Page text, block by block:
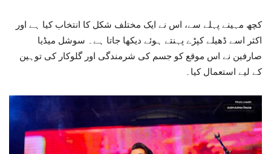
کچھ مہینے پہلے سے، اس نے ایک مختلف شکل کا انتخاب کیا ہے اور
اکثر اسے ڈھیلے کپڑے پہنتے ہوئے دیکھا جاتا ہے۔ سوشل میڈیا
صارفین نے اس موقع کو جسم کی شرمندگی اور گلوکار کی توہین
کے لیے استعمال کیا۔